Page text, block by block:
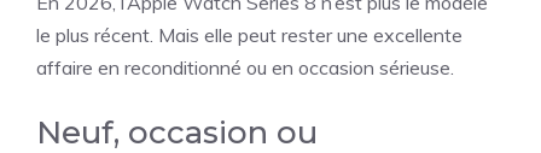
le plus récent. Mais elle peut rester une excellente
affaire en reconditionné ou en occasion sérieuse.
Neuf, occasion ou